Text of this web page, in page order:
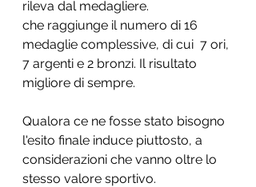
rileva dal medagliere.
che raggiunge il numero di 16
medaglie complessive, di cui  7 ori,
7 argenti e 2 bronzi. Il risultato
migliore di sempre.
Qualora ce ne fosse stato bisogno
l'esito finale induce piuttosto, a
considerazioni che vanno oltre lo
stesso valore sportivo.